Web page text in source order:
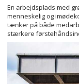
En arbejdsplads med
menneskelig og
tænker på både
stærkere